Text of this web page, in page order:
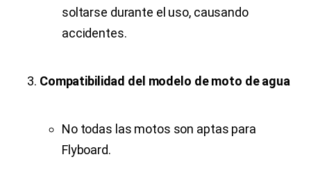
soltarse durante el uso, causando
accidentes.
Compatibilidad del modelo de moto de agua
No todas las motos son aptas para
Flyboard.